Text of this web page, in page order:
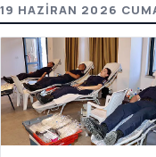
19 HAZIRAN 2026